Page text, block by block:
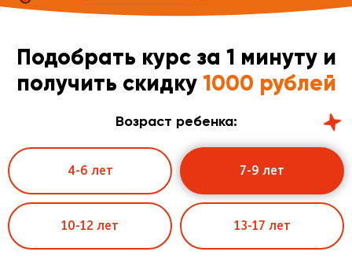
Подобрать курс за 1 минуту и
получить скидку 1000 рублей
Возраст ребенка:
4-6 лет 7-9 лет
10-12 лет 13-17 лет